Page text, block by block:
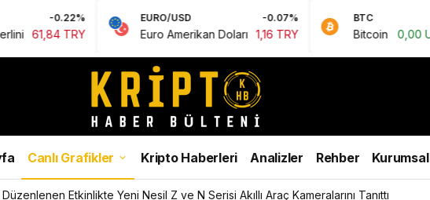
TRY
EURO/USD
Euro Amerikan Doları 1,16 TRY
BTC
Bitcoin 0,00 USDT
Canlı Grafikler Kripto Haberleri Analizler Rehber Kurumsal
Etkinlikte Yeni Nesil Z ve N Serisi Akıllı Araç Kameralarını Tanıttı